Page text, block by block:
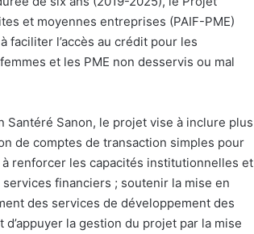
et moyennes entreprises (PAIF-PME)
faciliter l’accès au crédit pour les
et les PME non desservis ou mal
Sanon, le projet vise à inclure plus
de comptes de transaction simples pour
renforcer les capacités institutionnelles et
financiers ; soutenir la mise en
des services de développement des
la gestion du projet par la mise